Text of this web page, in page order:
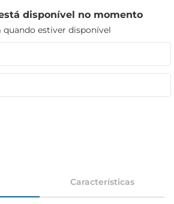
disponível no momento
estiver disponível
Características